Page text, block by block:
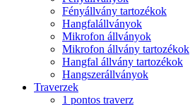
Fényállvány tartozékok
Hangfalállványok
Mikrofon állványok
Mikrofon állvány tartozékok
Hangfal állvány tartozékok
Hangszerállványok
Traverzek
1 pontos traverz